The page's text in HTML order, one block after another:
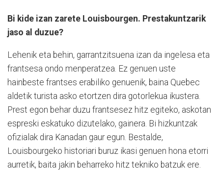
Bi kide izan zarete Louisbourgen. Prestakuntzarik
jaso al duzue?
Lehenik eta behin, garrantzi­tsuena izan da ingelesa eta
frantsesa ondo menperatzea. Ez genuen uste
hainbeste fran­tses erabiliko genuenik, baina Quebec
aldetik turista asko etortzen dira gotorlekua ikustera.
Prest egon behar duzu fran­­tsesez hitz egiteko, askotan
espreski eskatuko dizutelako, gainera. Bi hizkuntzak
ofizialak dira Kanadan gaur egun. Bestalde,
Louisbourgeko historiari buruz ikasi genuen hona etorri
aurretik, baita jakin beharreko hitz tekniko batzuk ere.